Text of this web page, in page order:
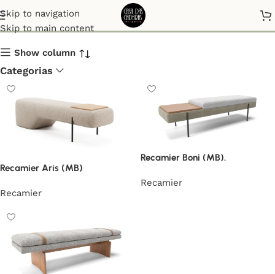
Skip to navigation
Skip to main content
Recamier
Show column
Categorias
Recamier Aris (MB)
Recamier
Recamier Boni (MB).
Recamier